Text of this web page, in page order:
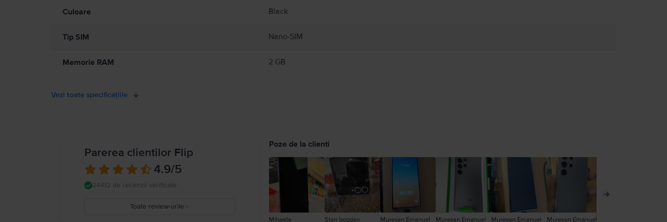
Culoare Black
Tip SIM Nano-SIM
Memorie RAM 2 GB
Vezi toate specificațiile
Parerea clientilor Flip
4.9/5
24412 de recenzii verificate
Toate review-urile
Poze de la clienti
Mihaela Stan bogdan Muresan Emanuel Muresan Emanuel Muresan Emanuel Muresan Emanuel